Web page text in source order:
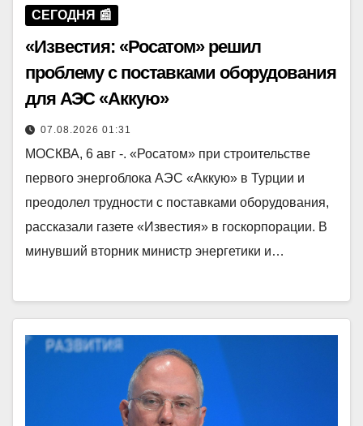
СЕГОДНЯ 📰
«Известия: «Росатом» решил
проблему с поставками оборудования
для АЭС «Аккую»
07.08.2026 01:31
МОСКВА, 6 авг -. «Росатом» при строительстве
первого энергоблока АЭС «Аккую» в Турции и
преодолел трудности с поставками оборудования,
рассказали газете «Известия» в госкорпорации. В
минувший вторник министр энергетики и…